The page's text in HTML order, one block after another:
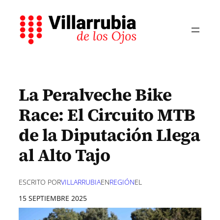
contenido
La Peralveche Bike
Race: El Circuito MTB
de la Diputación Llega
al Alto Tajo
ESCRITO PORVILLARRUBIAENREGIÓNEL
15 SEPTIEMBRE 2025